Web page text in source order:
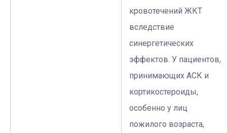
кровотечений ЖКТ
вследствие
синергетических
эффектов. У пациентов,
принимающих АСК и
кортикостероиды,
особенно у лиц
пожилого возраста,